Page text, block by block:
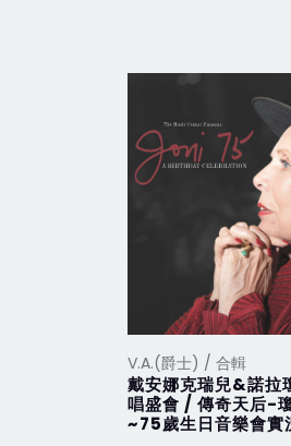
V.A.(爵士) / 合輯
戴安娜克瑞兒&諾拉
唱盛會 / 傳奇天后-
~75歲生日音樂會實